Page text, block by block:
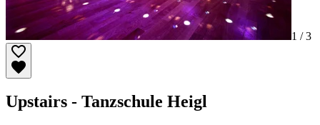
1 /3
Upstairs - Tanzschule Heigl